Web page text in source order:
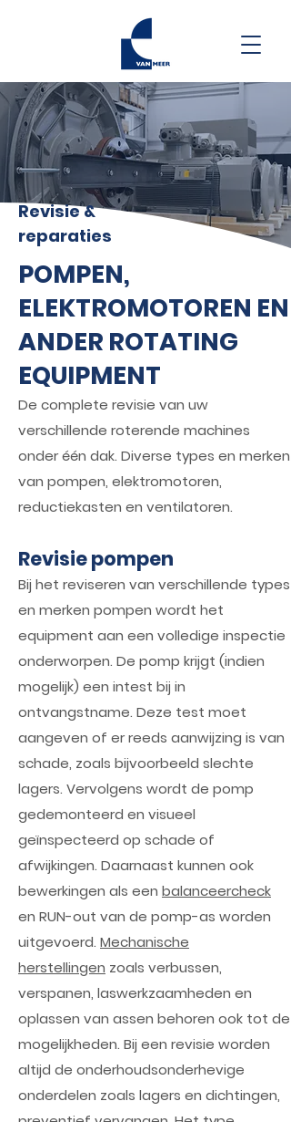
Revisie &
reparaties
POMPEN,
ELEKTROMOTOREN EN
ANDER ROTATING
EQUIPMENT
De complete revisie van uw
verschillende roterende machines
onder één dak. Diverse types en merken
van pompen, elektromotoren,
reductiekasten en ventilatoren.
Revisie pompen
Bij het reviseren van verschillende types
en merken pompen wordt het
equipment aan een volledige inspectie
onderworpen. De pomp krijgt (indien
mogelijk) een intest bij in
ontvangstname. Deze test moet
aangeven of er reeds aanwijzing is van
schade, zoals bijvoorbeeld slechte
lagers. Vervolgens wordt de pomp
gedemonteerd en visueel
geïnspecteerd op schade of
afwijkingen. Daarnaast kunnen ook
bewerkingen als een balanceercheck
en RUN-out van de pomp-as worden
uitgevoerd. Mechanische
herstellingen zoals verbussen,
verspanen, laswerkzaamheden en
oplassen van assen behoren ook tot de
mogelijkheden. Bij een revisie worden
altijd de onderhoudsonderhevige
onderdelen zoals lagers en dichtingen,